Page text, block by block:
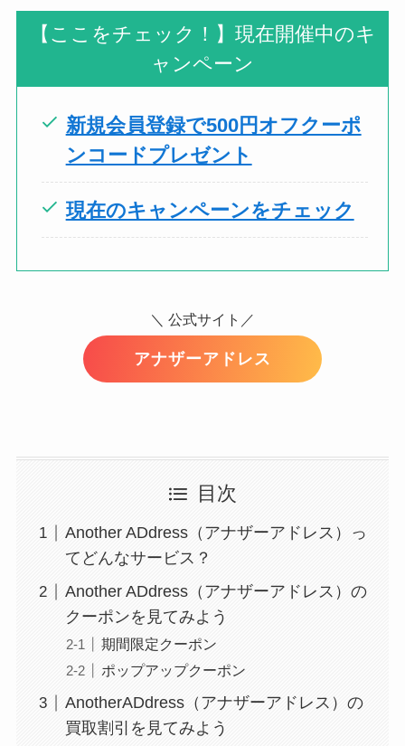
【ここをチェック！】現在開催中のキ
ャンペーン
新規会員登録で500円オフクーポ
ンコードプレゼント
現在のキャンペーンをチェック
＼ 公式サイト／
アナザーアドレス
目次
Another ADdress（アナザーアドレス）っ
てどんなサービス？
Another ADdress（アナザーアドレス）の
クーポンを見てみよう
期間限定クーポン
ポップアップクーポン
AnotherADdress（アナザーアドレス）の
買取割引を見てみよう